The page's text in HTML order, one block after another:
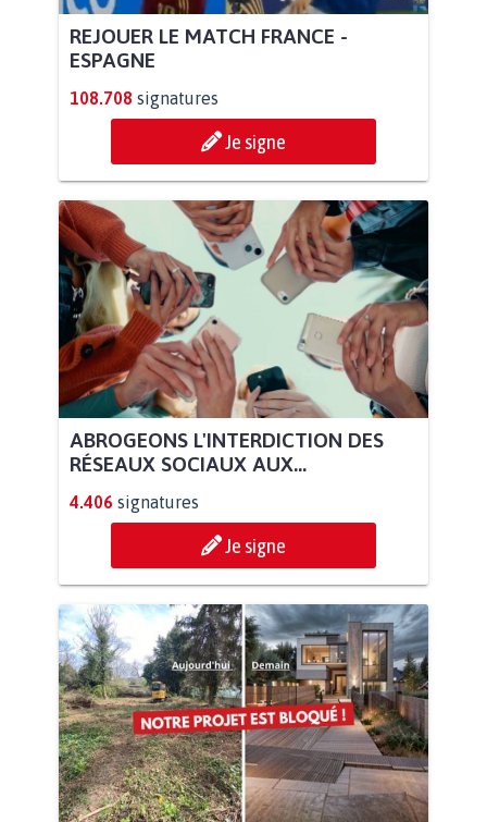
REJOUER LE MATCH FRANCE -
ESPAGNE
108.708 signatures
Je signe
ABROGEONS L'INTERDICTION DES
RÉSEAUX SOCIAUX AUX...
4.406 signatures
Je signe